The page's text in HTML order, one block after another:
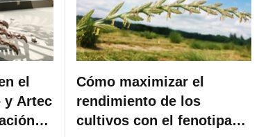
el
y Artec
Cómo maximizar el
rendimiento de los
cultivos con el fenotipado